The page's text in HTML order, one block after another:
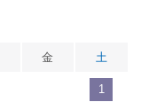
金 土
1